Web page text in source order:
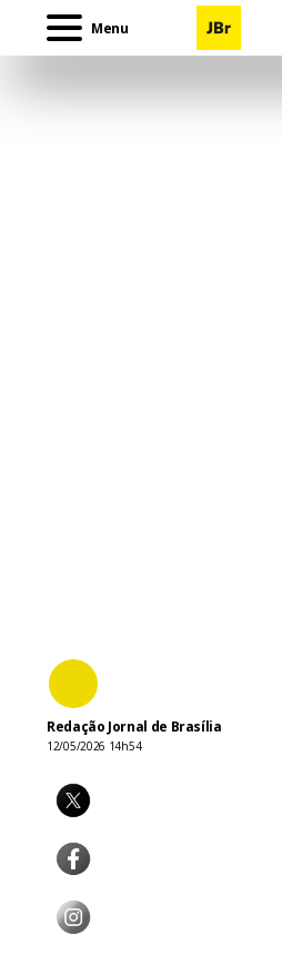
Menu
Redação Jornal de Brasília
12/05/2026 14h54